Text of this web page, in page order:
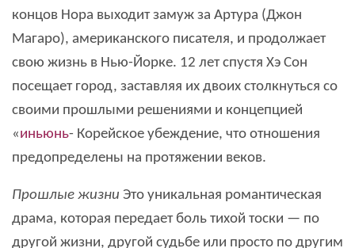
концов Нора выходит замуж за Артура (Джон
Магаро), американского писателя, и продолжает
свою жизнь в Нью-Йорке. 12 лет спустя Хэ Сон
посещает город, заставляя их двоих столкнуться со
своими прошлыми решениями и концепцией
«иньюнь- Корейское убеждение, что отношения
предопределены на протяжении веков.
Прошлые жизни Это уникальная романтическая
драма, которая передает боль тихой тоски — по
другой жизни, другой судьбе или просто по другим